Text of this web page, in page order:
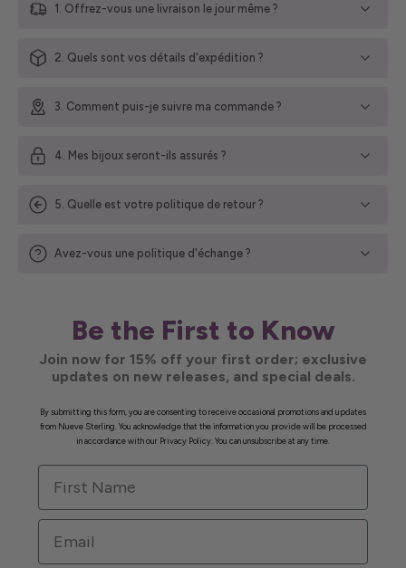
1. Offrez-vous une livraison le jour même ?
2. Quels sont vos détails d'expédition ?
3. Comment puis-je suivre ma commande ?
4. Mes bijoux seront-ils assurés ?
5. Quelle est votre politique de retour ?
Avez-vous une politique d'échange ?
Be the First to Know
Join now for 15% off your first order; exclusive
updates on new releases, and special deals.
By submitting this form, you are consenting to receive occasional promotions and updates
from Nueve Sterling. You acknowledge that the information you provide will be processed
in accordance with our Privacy Policy. You can unsubscribe at any time.
First Name
Email